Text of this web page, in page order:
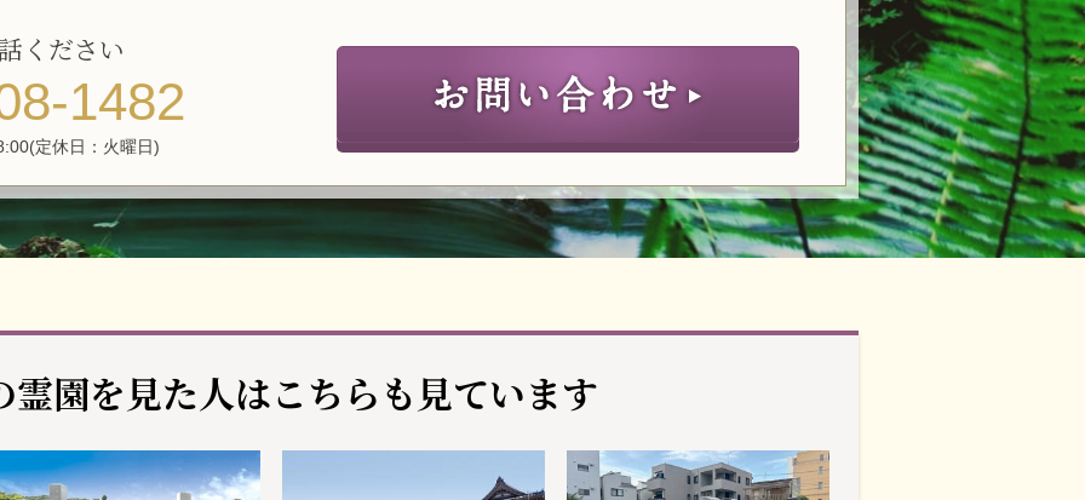
ください
1482
定休日：火曜日)
霊園を見た人はこちらも見ています